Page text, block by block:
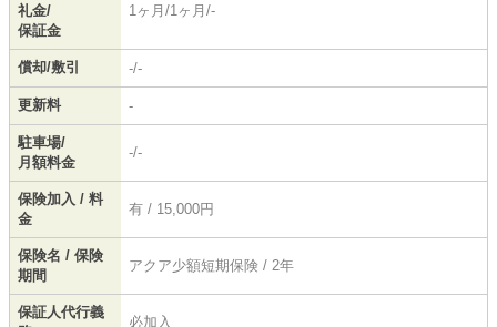
礼金/
保証金
1ヶ月/1ヶ月/-
償却/敷引 -/-
更新料 -
駐車場/
月額料金
-/-
保険加入 / 料
金
有 / 15,000円
保険名 / 保険
期間
アクア少額短期保険 / 2年
保証人代行義
必加入